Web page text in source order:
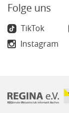
Folge uns
TikTok
Instagram